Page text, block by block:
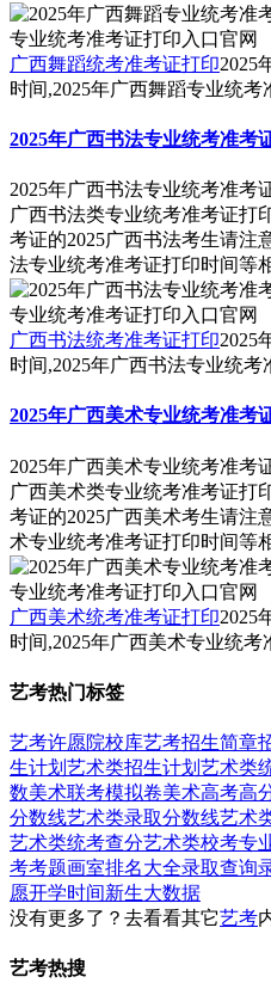
广西舞蹈统考准考证打印2025
时间,2025年广西舞蹈专业统考
2025年广西书法专业统考准考
2025年广西书法专业统考准考
广西书法类专业统考准考证打
考证的2025广西书法考生请注
法专业统考准考证打印时间等
广西书法统考准考证打印2025
时间,2025年广西书法专业统考
2025年广西美术专业统考准考
2025年广西美术专业统考准考
广西美术类专业统考准考证打
考证的2025广西美术考生请注
术专业统考准考证打印时间等
广西美术统考准考证打印2025
时间,2025年广西美术专业统考
艺考热门标签
艺考许愿院校库艺考招生简章
生计划 艺术类招生计划 艺术类
数美术联考模拟卷美术高考高
分数线艺术类录取分数线艺术
艺术类统考查分艺术类校考专
考考题画室排名大全录取查询
愿开学时间新生大数据
没有更多了？去看看其它艺考
艺考热搜